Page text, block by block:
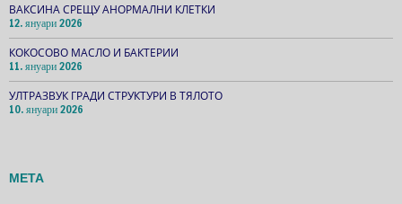
ВАКСИНА СРЕЩУ АНОРМАЛНИ КЛЕТКИ
12. януари 2026
КОКОСОВО МАСЛО И БАКТЕРИИ
11. януари 2026
УЛТРАЗВУК ГРАДИ СТРУКТУРИ В ТЯЛОТО
10. януари 2026
МЕТА